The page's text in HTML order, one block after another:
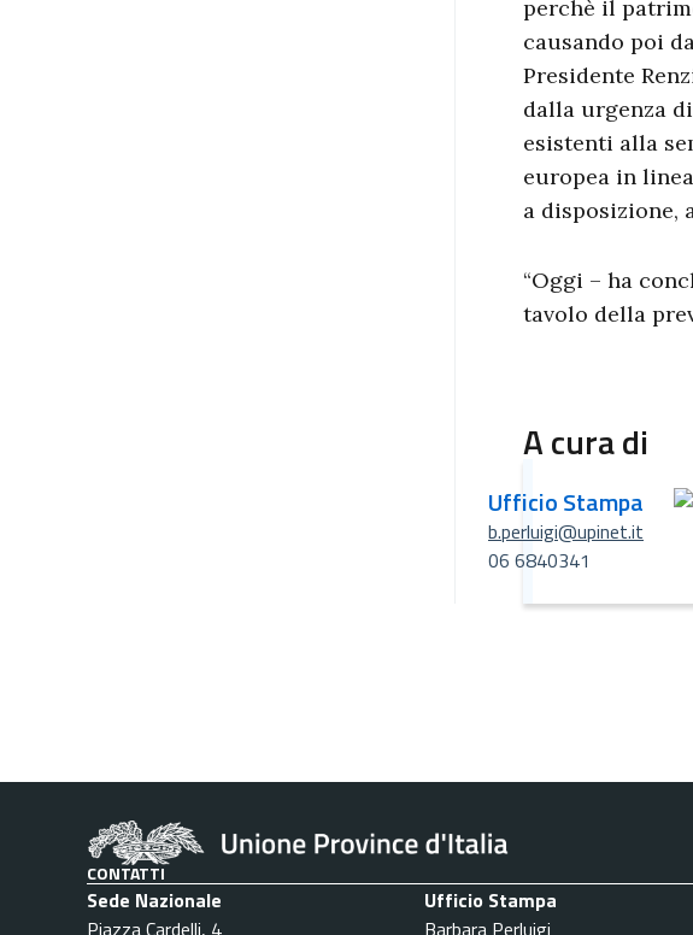
perchè il
causando poi
Presidente
dalla urgenza
esistenti alla
europea in
a disposizione,
“Oggi – ha
tavolo della
A cura di
Ufficio Stampa
b.perluigi@upinet.it
06 6840341
CONTATTI
Sede Nazionale
Piazza Cardelli, 4
Ufficio Stampa
Barbara Perluigi